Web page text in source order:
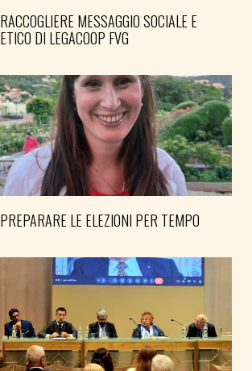
RACCOGLIERE MESSAGGIO SOCIALE E
ETICO DI LEGACOOP FVG
PREPARARE LE ELEZIONI PER TEMPO